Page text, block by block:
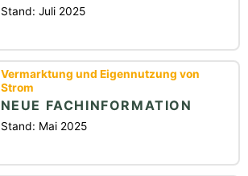
Stand: Juli 2025
Vermarktung und Eigennutzung von
Strom
NEUE FACHINFORMATION
Stand: Mai 2025